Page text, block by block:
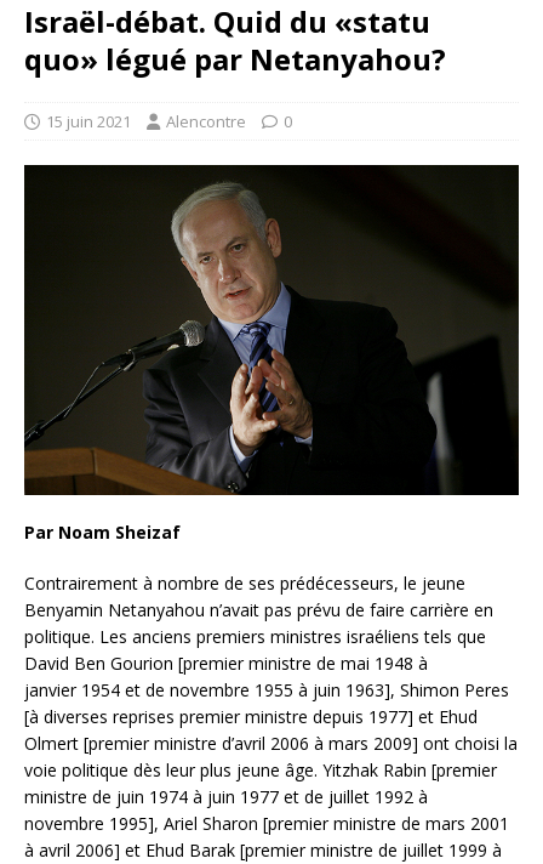
Israël-débat. Quid du «statu
quo» légué par Netanyahou?
15 juin 2021 Alencontre 0
Par Noam Sheizaf
Contrairement à nombre de ses prédécesseurs, le jeune
Benyamin Netanyahou n’avait pas prévu de faire carrière en
politique. Les anciens premiers ministres israéliens tels que
David Ben Gourion [premier ministre de mai 1948 à
janvier 1954 et de novembre 1955 à juin 1963], Shimon Peres
[à diverses reprises premier ministre depuis 1977] et Ehud
Olmert [premier ministre d’avril 2006 à mars 2009] ont choisi la
voie politique dès leur plus jeune âge. Yitzhak Rabin [premier
ministre de juin 1974 à juin 1977 et de juillet 1992 à
novembre 1995], Ariel Sharon [premier ministre de mars 2001
à avril 2006] et Ehud Barak [premier ministre de juillet 1999 à